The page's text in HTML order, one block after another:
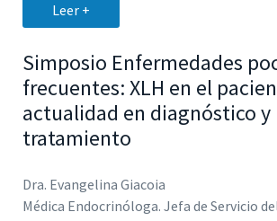
Leer +
Simposio Enfermedades
frecuentes: XLH en el
actualidad en diagnóstico y
tratamiento
Dra. Evangelina Giacoia
Médica Endocrinóloga. Jefa de Servicio